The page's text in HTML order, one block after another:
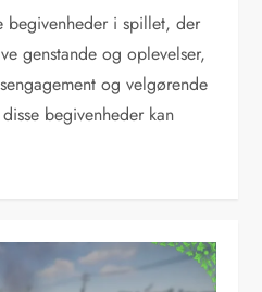
begivenheder i spillet, der
genstande og oplevelser,
og velgørende
begivenheder kan